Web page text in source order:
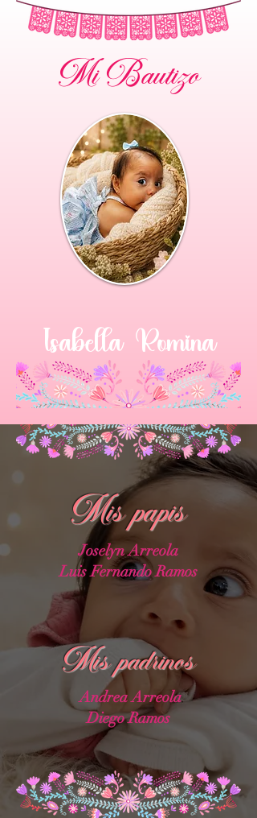
Mi Bautizo
Isabella Romina
Mis papis
Joselyn Arreola
Luis Fernando Ramos
Mis padrinos
Andrea Arreola
Diego Ramos